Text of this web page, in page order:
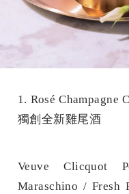
1. Rosé Champagne
獨創全新雞尾酒
Veuve Clicquot
Maraschino / Fresh